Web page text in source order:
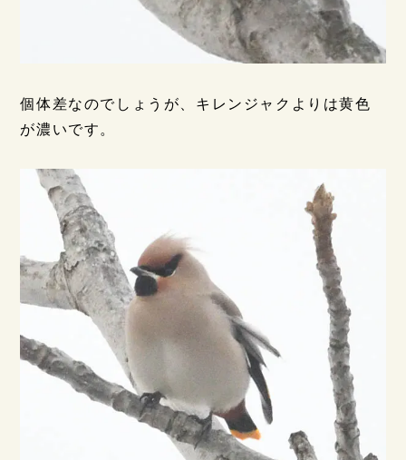
個体差なのでしょうが、キレンジャクよりは黄色
が濃いです。